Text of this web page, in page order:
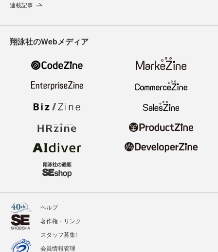
連載記事
翔泳社のWebメディア
ヘルプ
著作権・リンク
スタッフ募集!
会員情報管理